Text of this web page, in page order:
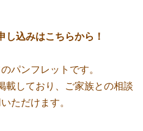
し込みはこちらから！
パンフレットです。
載しており、ご家族との相談
ただけます。